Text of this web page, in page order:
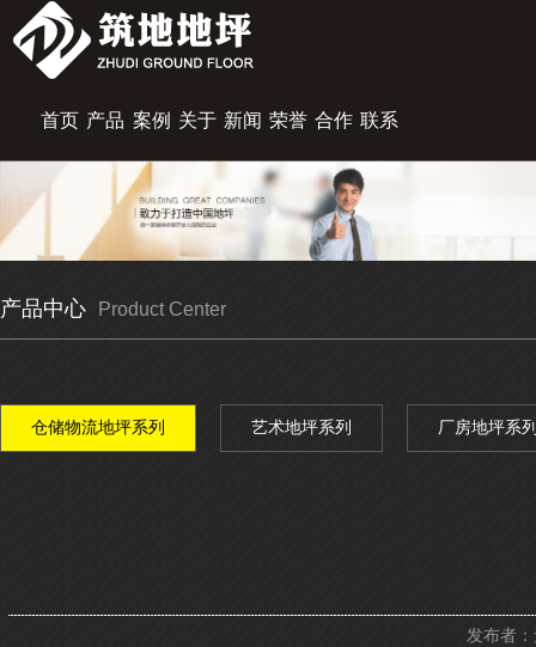
首页 产品
展示
案例
中心
关于
筑地
新闻
资讯
荣誉 合作
伙伴
联系
我们
产品中心 Product Center
仓储物流地坪系列 艺术地坪系列 厂房地坪系
发布者